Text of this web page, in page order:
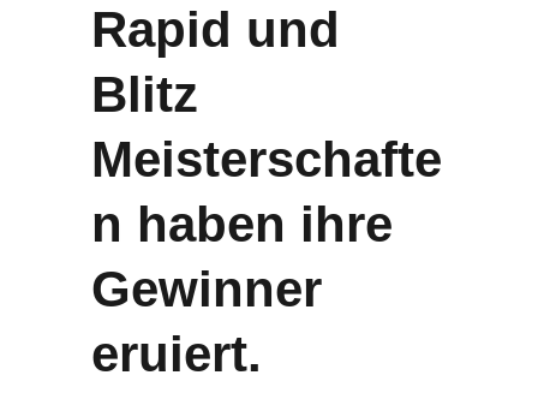
Rapid und
Blitz
Meisterschafte
n haben ihre
Gewinner
eruiert.